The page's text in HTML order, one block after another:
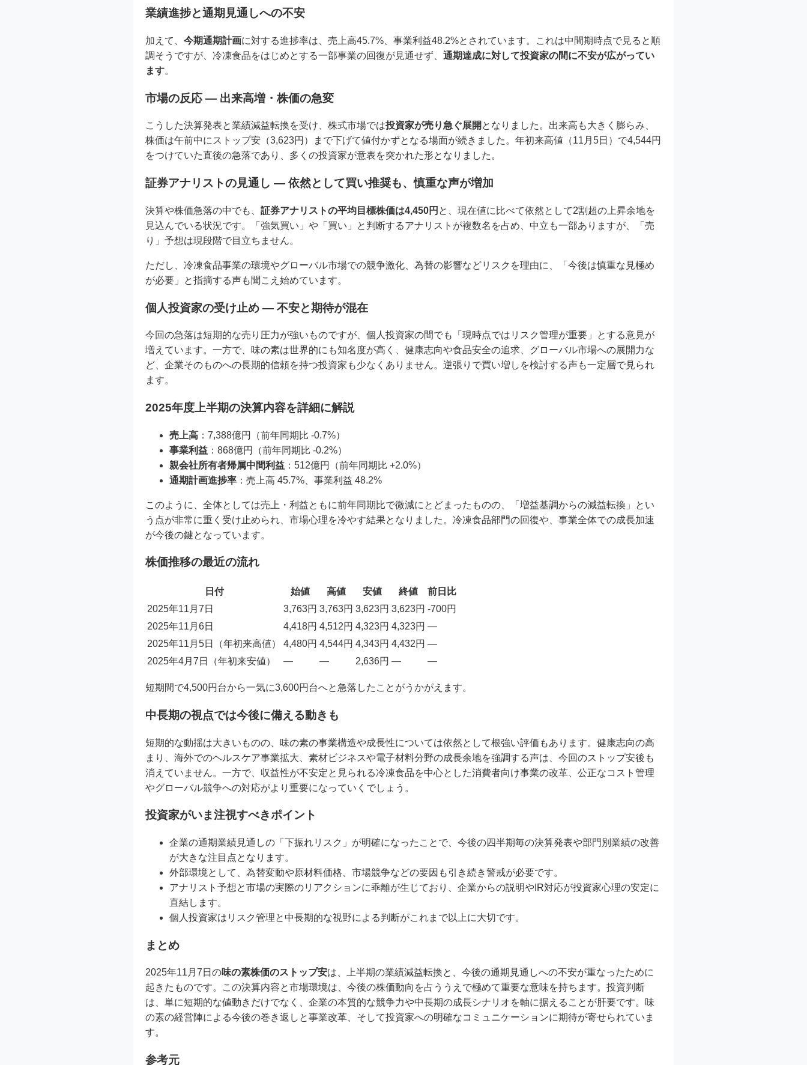
業績進捗と通期見通しへの不安
加えて、 今期通期計画に対する進捗率は、売上高45.7%、事業利益48.2%とされています。これは中間期時点で見ると順
調そうですが、冷凍食品をはじめとする一部事業の回復が見通せず、 通期達成に対して投資家の間に不安が広がってい
ます。
市場の反応 ― 出来高増・株価の急変
こうした決算発表と業績減益転換を受け、株式市場では投資家が売り急ぐ展開 となりました。出来高も大きく膨らみ、
株価は午前中にストップ安（3,623円）まで下げて値付かずとなる場面が続きました。年初来高値（11月5日）で4,544円
をつけていた直後の急落であり、多くの投資家が意表を突かれた形となりました。
証券アナリストの見通し ― 依然として買い推奨も、慎重な声が増加
決算や株価急落の中でも、 証券アナリストの平均目標株価は4,450円 と、現在値に比べて依然として2割超の上昇余地を
見込んでいる状況です。「強気買い」や「買い」と判断するアナリストが複数名を占め、中立も一部ありますが、「売
り」予想は現段階で目立ちません。
ただし、冷凍食品事業の環境やグローバル市場での競争激化、為替の影響などリスクを理由に、「今後は慎重な見極め
が必要」と指摘する声も聞こえ始めています。
個人投資家の受け止め ― 不安と期待が混在
今回の急落は短期的な売り圧力が強いものですが、個人投資家の間でも「現時点ではリスク管理が重要」とする意見が
増えています。一方で、味の素は世界的にも知名度が高く、健康志向や食品安全の追求、グローバル市場への展開力な
ど、企業そのものへの長期的信頼を持つ投資家も少なくありません。逆張りで買い増しを検討する声も一定層で見られ
ます。
2025年度上半期の決算内容を詳細に解説
売上高 ：7,388億円（前年同期比 -0.7%）
事業利益 ：868億円（前年同期比 -0.2%）
親会社所有者帰属中間利益 ：512億円（前年同期比 +2.0%）
通期計画進捗率 ：売上高 45.7%、事業利益 48.2%
このように、全体としては売上・利益ともに前年同期比で微減にとどまったものの、「増益基調からの減益転換」とい
う点が非常に重く受け止められ、市場心理を冷やす結果となりました。冷凍食品部門の回復や、事業全体での成長加速
が今後の鍵となっています。
株価推移の最近の流れ
日付 始値 高値 安値 終値
前日比
2025年11月7日
3,763円 3,763円 3,623円 3,623円 -700円
2025年11月6日
4,418円 4,512円 4,323円 4,323円 —
2025年11月5日（年初来高値）
4,480円 4,544円 4,343円 4,432円 —
2025年4月7日（年初来安値）
— — 2,636円 — —
短期間で4,500円台から一気に3,600円台へと急落したことがうかがえます。
中長期の視点では今後に備える動きも
短期的な動揺は大きいものの、味の素の事業構造や成長性については依然として根強い評価もあります。健康志向の高
まり、海外でのヘルスケア事業拡大、素材ビジネスや電子材料分野の成長余地を強調する声は、今回のストップ安後も
消えていません。一方で、収益性が不安定と見られる冷凍食品を中心とした消費者向け事業の改革、公正なコスト管理
やグローバル競争への対応がより重要になっていくでしょう。
投資家がいま注視すべきポイント
企業の通期業績見通しの「下振れリスク」が明確になったことで、今後の四半期毎の決算発表や部門別業績の改善
が大きな注目点となります。
外部環境として、為替変動や原材料価格、市場競争などの要因も引き続き警戒が必要です。
アナリスト予想と市場の実際のリアクションに乖離が生じており、企業からの説明やIR対応が投資家心理の安定に
直結します。
個人投資家はリスク管理と中長期的な視野による判断がこれまで以上に大切です。
まとめ
2025年11月7日の味の素株価のストップ安は、上半期の業績減益転換と、今後の通期見通しへの不安が重なったために
起きたものです。この決算内容と市場環境は、今後の株価動向を占ううえで極めて重要な意味を持ちます。投資判断
は、単に短期的な値動きだけでなく、企業の本質的な競争力や中長期の成長シナリオを軸に据えることが肝要です。味
の素の経営陣による今後の巻き返しと事業改革、そして投資家への明確なコミュニケーションに期待が寄せられていま
す。
参考元